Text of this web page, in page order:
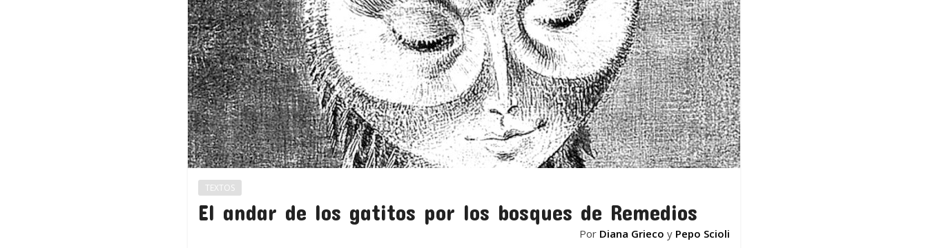
TEXTOS
El andar de los gatitos por los bosques de Remedios
Por Diana Grieco y Pepo Scioli